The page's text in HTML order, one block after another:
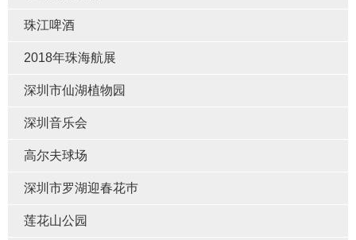
珠江啤酒
2018年珠海航展
深圳市仙湖植物园
深圳音乐会
高尔夫球场
深圳市罗湖迎春花巿
莲花山公园